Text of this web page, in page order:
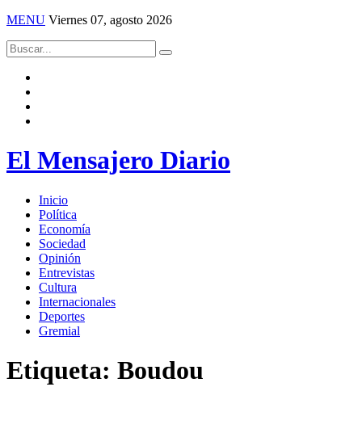
MENU Viernes 07, agosto 2026
El Mensajero Diario
Inicio
Política
Economía
Sociedad
Opinión
Entrevistas
Cultura
Internacionales
Deportes
Gremial
Etiqueta: Boudou